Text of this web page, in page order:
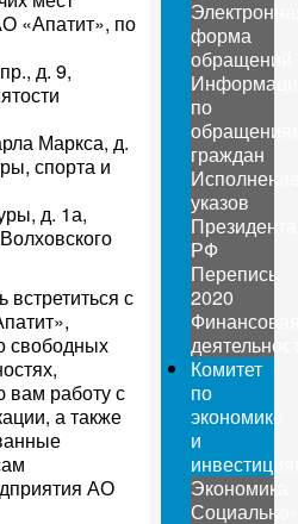
«Апатит», по
д. 9,
Маркса, д.
спорта и
д. 1а,
встретиться с
свободных
вам работу с
а также
АО
форма
обращений
по
граждан
указов
Президента
РФ
Перепись
2020
Комитет
по
экономике
и
Экономика
Социально-